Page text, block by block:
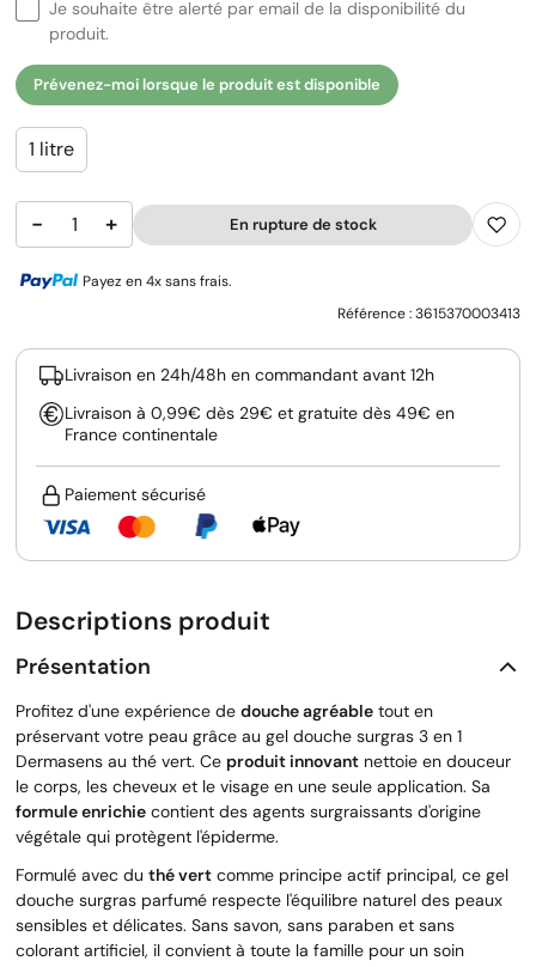
Je souhaite être alerté par email de la disponibilité du
produit.
Prévenez-moi lorsque le produit est disponible
1 litre
− + En rupture de stock
Payez en 4x sans frais.
Référence :3615370003413
Livraison en 24h/48h en commandant avant 12h
Livraison à 0,99€ dès 29€ et gratuite dès 49€ en
France continentale
Paiement sécurisé
Descriptions produit
Présentation
Profitez d'une expérience de douche agréable tout en
préservant votre peau grâce au gel douche surgras 3 en 1
Dermasens au thé vert. Ce produit innovant nettoie en douceur
le corps, les cheveux et le visage en une seule application. Sa
formule enrichie contient des agents surgraissants d'origine
végétale qui protègent l'épiderme.
Formulé avec du thé vert comme principe actif principal, ce gel
douche surgras parfumé respecte l'équilibre naturel des peaux
sensibles et délicates. Sans savon, sans paraben et sans
colorant artificiel, il convient à toute la famille pour un soin